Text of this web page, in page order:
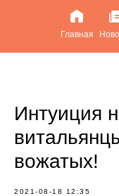
Главная
Интуиция
вожатых!
2021-08-18 12:35